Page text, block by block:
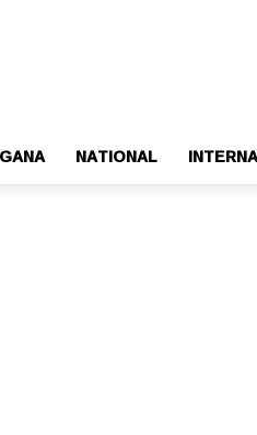
NATIONAL